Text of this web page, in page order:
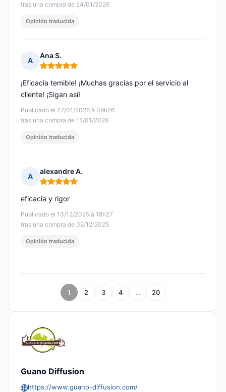
tras una compra de 24/01/2026
Opinión traducida
A
Ana S.
Nota: 5 de 5
Publicado el 27/01/2026 à 09h26
tras una compra de 15/01/2026
¡Eficacia temible! ¡Muchas gracias por el servicio al
cliente! ¡Sigan así!
Opinión traducida
A
alexandre A.
Nota: 5 de 5
Publicado el 13/12/2025 à 18h27
tras una compra de 02/12/2025
eficacia y rigor
Opinión traducida
1 2 3 4 … 20
Guano Diffusion
https://www.guano-diffusion.com/